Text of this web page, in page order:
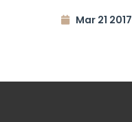
Mar 21 2017